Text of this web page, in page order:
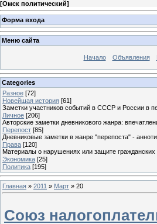
[Омск политический]
Форма входа
Меню сайта
Начало Объявления
Categories
Разное [72]
Новейшая история [61]
Заметки участников событий в СССР и России в
Личное [206]
Авторские заметки дневникового жанра:
Перепост [85]
Дневниковые заметки в жанре "перепоста" -
Права [120]
Материалы о нарушениях или защите гражданских
Экономика [25]
Политика [195]
Главная » 2011 » Март » 20
Союз